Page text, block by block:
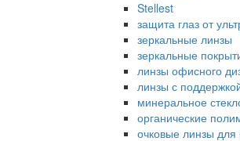
Stellest
защита глаз от
зеркальные линзы
зеркальные
линзы офисного
линзы с
минеральное
органические
очковые линзы